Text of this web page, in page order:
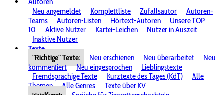
Neu angemeldet
Komplettliste Zufallsautor
Autoren-
Teams
Autoren-Listen Hörtext-Autoren
Unsere TOP
10
Aktive Nutzer Kartei-Leichen
Nutzer in Auszeit
Inaktive Nutzer
Texte
"Richtige" Texte:
Neu erschienen Neu überarbeitet
Neu
kommentiert
Neu eingesprochen
Lieblingstexte
Fremdsprachige Texte
Kurztexte des Tages (KdT)
Alle
Themen
Alle Genres Texte über KV